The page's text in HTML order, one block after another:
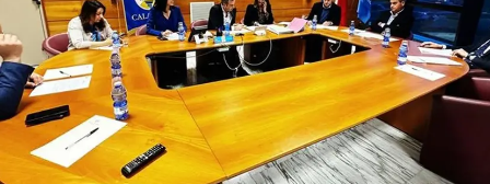
Italia Mondo
Sanità
Sport